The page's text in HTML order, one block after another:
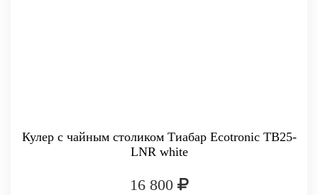
Кулер с чайным столиком Тиабар Ecotronic TB25-
LNR white
16 800